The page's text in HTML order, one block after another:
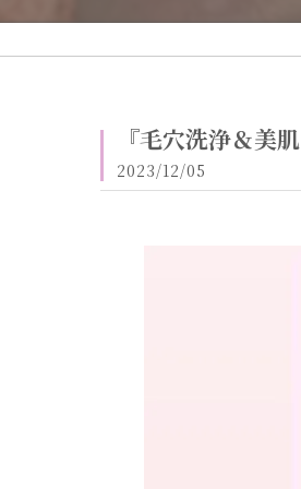
『毛穴洗浄＆美肌
2023/12/05